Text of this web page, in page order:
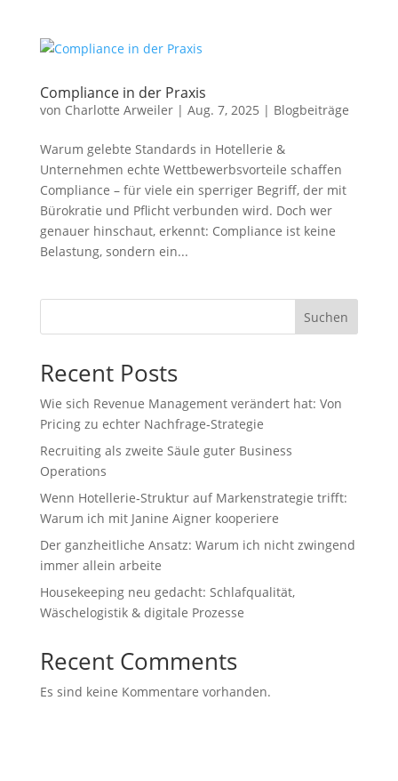
Compliance in der Praxis
von Charlotte Arweiler| Aug. 7, 2025 | Blogbeiträge
Warum gelebte Standards in Hotellerie &
Unternehmen echte Wettbewerbsvorteile schaffen
Compliance – für viele ein sperriger Begriff, der mit
Bürokratie und Pflicht verbunden wird. Doch wer
genauer hinschaut, erkennt: Compliance ist keine
Belastung, sondern ein...
Suchen
Recent Posts
Wie sich Revenue Management verändert hat: Von
Pricing zu echter Nachfrage‑Strategie
Recruiting als zweite Säule guter Business
Operations
Wenn Hotellerie‑Struktur auf Markenstrategie trifft:
Warum ich mit Janine Aigner kooperiere
Der ganzheitliche Ansatz: Warum ich nicht zwingend
immer allein arbeite
Housekeeping neu gedacht: Schlafqualität,
Wäschelogistik & digitale Prozesse
Recent Comments
Es sind keine Kommentare vorhanden.